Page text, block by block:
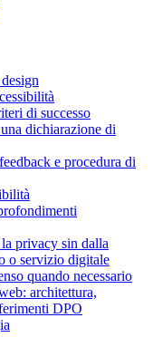
di successo
dichiarazione di
e procedura di
privacy sin dalla
o servizio digitale
quando necessario
architettura,
DPO